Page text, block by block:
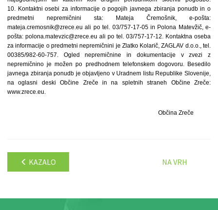
10. Kontaktni osebi za informacije o pogojih javnega zbiranja ponudb in o
predmetni nepremičnini sta: Mateja Čremošnik, e-pošta:
mateja.cremosnik@zrece.eu ali po tel. 03/757-17-05 in Polona Matevžič, e-
pošta: polona.matevzic@zrece.eu ali po tel. 03/757-17-12. Kontaktna oseba
za informacije o predmetni nepremičnini je Zlatko Kolarič, ZAGLAV d.o.o., tel.
00385/982-60-757. Ogled nepremičnine in dokumentacije v zvezi z
nepremičnino je možen po predhodnem telefonskem dogovoru. Besedilo
javnega zbiranja ponudb je objavljeno v Uradnem listu Republike Slovenije,
na oglasni deski Občine Zreče in na spletnih straneh Občine Zreče:
www.zrece.eu.
Občina Zreče
KAZALO NA VRH